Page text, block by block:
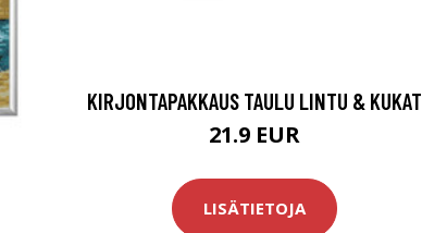
KIRJONTAPAKKAUS TAULU LINTU & KUKAT
21.9 EUR
LISÄTIETOJA